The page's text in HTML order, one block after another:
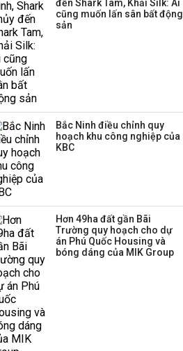
công ty khác đã giải thể
đến Shark Tam, Khải Silk: Ai
cũng muốn lấn sân bất động
sản
Bắc Ninh điều chỉnh quy
hoạch khu công nghiệp của
KBC
Hơn 49ha đất gần Bãi
Trường quy hoạch cho dự
án Phú Quốc Housing và
bóng dáng của MIK Group